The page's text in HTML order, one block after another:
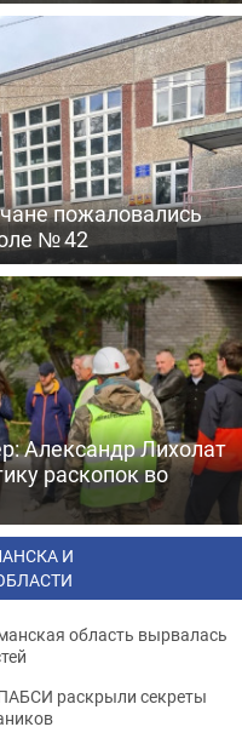
пожаловались
№ 42
Александр Лихолат
раскопок во
И
область вырвалась
раскрыли секреты